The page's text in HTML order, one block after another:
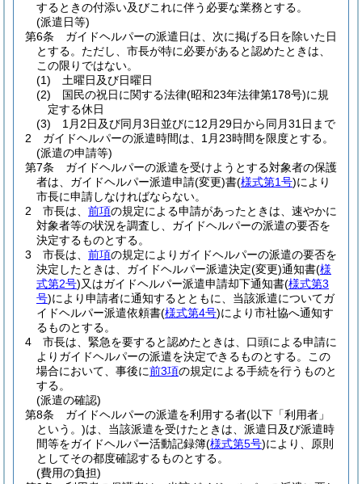
するときの付添い及びこれに伴う必要な業務とする。
(派遣日等)
第6条
ガイドヘルパーの派遣日は、次に掲げる日を除いた日
とする。 ただし、市長が特に必要があると認めたときは、
この限りではない。
(1)
土曜日及び日曜日
(2)
国民の祝日に関する法律(昭和23年法律第178号)に規
定する休日
(3)
1月2日及び同月3日並びに12月29日から同月31日まで
2
ガイドヘルパーの派遣時間は、1月23時間を限度とする。
(派遣の申請等)
第7条
ガイドヘルパーの派遣を受けようとする対象者の保護
者は、ガイドヘルパー派遣申請(変更)書(様式第1号)により
市長に申請しなければならない。
2
市長は、 前項の規定による申請があったときは、速やかに
対象者等の状況を調査し、ガイドヘルパーの派遣の要否を
決定するものとする。
3
市長は、 前項の規定によりガイドヘルパーの派遣の要否を
決定したときは、ガイドヘルパー派遣決定(変更)通知書(様
式第2号)又はガイドヘルパー派遣申請却下通知書(様式第3
号)により申請者に通知するとともに、当該派遣についてガ
イドヘルパー派遣依頼書(様式第4号)により市社協へ通知す
るものとする。
4
市長は、緊急を要すると認めたときは、口頭による申請に
よりガイドヘルパーの派遣を決定できるものとする。
この
場合において、事後に前3項の規定による手続を行うものと
する。
(派遣の確認)
第8条
ガイドヘルパーの派遣を利用する者(以下「利用者」
という。)は、当該派遣を受けたときは、派遣日及び派遣時
間等をガイドヘルパー活動記録簿(様式第5号)により、原則
としてその都度確認するものとする。
(費用の負担)